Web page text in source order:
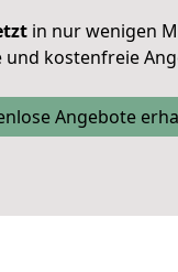
in nur wenigen
kostenfreie
Angebote